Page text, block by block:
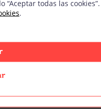
es
del público.
todas las
.